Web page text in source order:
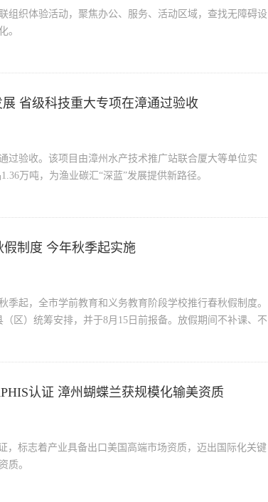
组织体验活动，聚焦办公、服务、活动区域，查找无障碍设
。
省级科技重大专项在漳通过验收
过验收。该项目由漳州水产技术推广站联合厦大等单位实
万吨，为渔业碳汇“深蓝”发展提供新路径。
制度 今年秋季起实施
季起，全市学前教育和义务教育阶段学校推行春秋假制度。
区）统筹安排，并于8月15日前报备。放假期间不补课、不
认证 漳州蝴蝶兰获规模化输美资质
，标志着产业具备出口美国高端市场资质，迈出国际化关键
质。